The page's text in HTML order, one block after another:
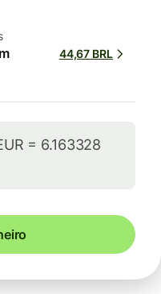
44,67 BRL
= 6.163328